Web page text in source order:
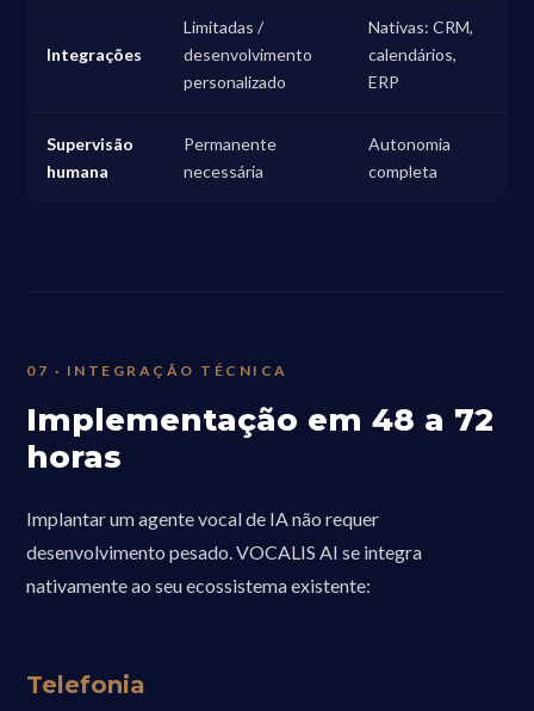
Integrações
Limitadas /
desenvolvimento
personalizado
Nativas: CRM,
calendários,
ERP
Supervisão
humana
Permanente
necessária
Autonomia
completa
07 · INTEGRAÇÃO TÉCNICA
Implementação em 48 a 72
horas
Implantar um agente vocal de IA não requer
desenvolvimento pesado. VOCALIS AI se integra
nativamente ao seu ecossistema existente:
Telefonia